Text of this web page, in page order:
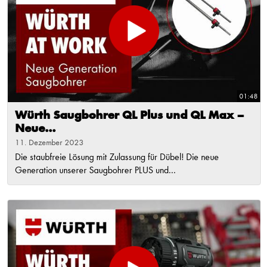
01:48
Würth Saugbohrer QL Plus und QL Max –
Neue...
11. Dezember 2023
Die staubfreie Lösung mit Zulassung für Dübel! Die neue
Generation unserer Saugbohrer PLUS und...